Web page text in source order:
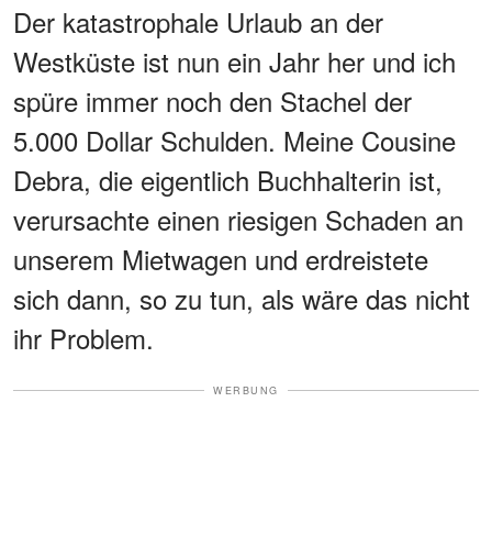
Der katastrophale Urlaub an der
Westküste ist nun ein Jahr her und ich
spüre immer noch den Stachel der
5.000 Dollar Schulden. Meine Cousine
Debra, die eigentlich Buchhalterin ist,
verursachte einen riesigen Schaden an
unserem Mietwagen und erdreistete
sich dann, so zu tun, als wäre das nicht
ihr Problem.
WERBUNG